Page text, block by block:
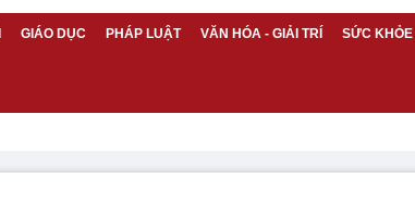
GIÁO DỤC PHÁP LUẬT VĂN HÓA - GIẢI TRÍ SỨC KHỎE